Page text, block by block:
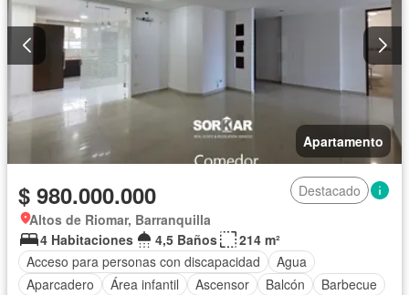
Apartamento
$ 980.000.000
Destacado
Altos de Riomar, Barranquilla
4 Habitaciones
4,5 Baños
214 m²
Acceso para personas con discapacidad
Agua
Aparcadero
Área infantil Ascensor Balcón
Barbecue